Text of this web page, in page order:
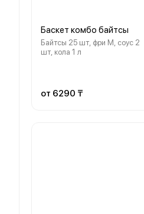
Баскет комбо байтсы
Байтсы 25 шт, фри M, соус 2
шт, кола 1 л
от 6290 ₸